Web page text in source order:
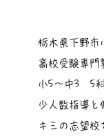
栃木県下野市
高校受験専門
小5～中3 5
少人数指導と
キミの志望校